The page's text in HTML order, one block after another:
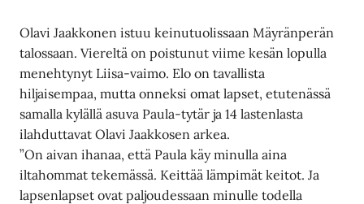
Olavi Jaakkonen istuu keinutuolissaan Mäyränperän
talossaan. Viereltä on poistunut viime kesän lopulla
menehtynyt Liisa-vaimo. Elo on tavallista
hiljaisempaa, mutta onneksi omat lapset, etutenässä
samalla kylällä asuva Paula-tytär ja 14 lastenlasta
ilahduttavat Olavi Jaakkosen arkea.
”On aivan ihanaa, että Paula käy minulla aina
iltahommat tekemässä. Keittää lämpimät keitot. Ja
lapsenlapset ovat paljoudessaan minulle todella